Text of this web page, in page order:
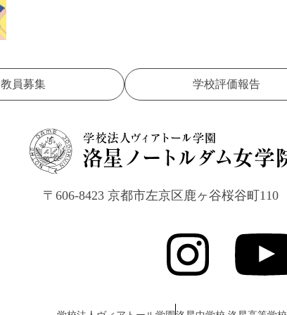
教員募集 学校評価報告
〒606-8423 京都市左京区鹿ヶ谷桜谷町110